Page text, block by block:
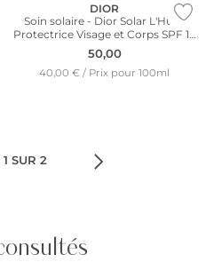
DIOR
Soin solaire - Dior Solar L'Huile
Protectrice Visage et Corps SPF 15
125ml
50,00
40,00 € / Prix pour 100ml
1 SUR 2